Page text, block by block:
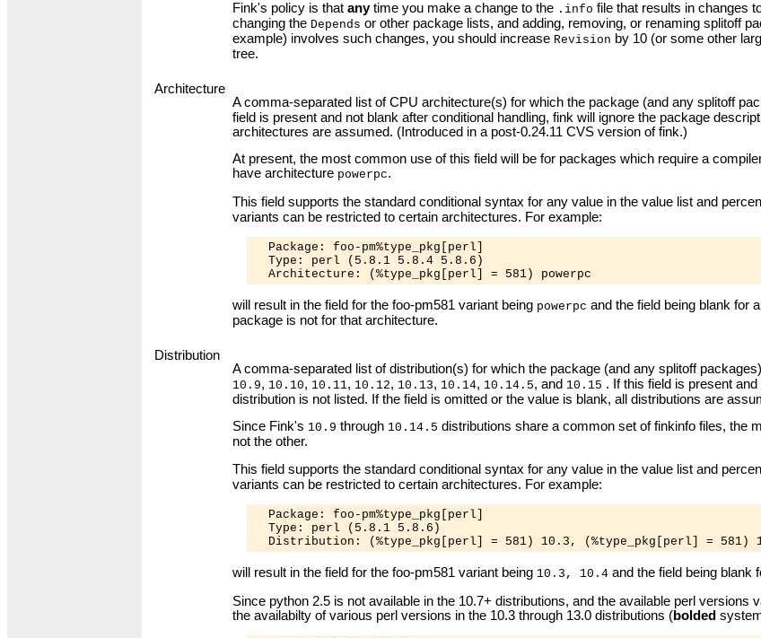
Fink's policy is that anytime you make a change to the .info file that results in changes
changing the Depends or other package lists, and adding, removing, or renaming splitoff
example) involves such changes, you should increase Revision by 10 (or some other
tree.
Architecture
A comma-separated list of CPU architecture(s) for which the package (and any splitoff
field is present and not blank after conditional handling, fink will ignore the package
architectures are assumed. (Introduced in a post-0.24.11 CVS version of fink.)
At present, the most common use of this field will be for packages which require a
have architecture powerpc.
This field supports the standard conditional syntax for any value in the value list and
variants can be restricted to certain architectures. For example:
  Package: foo-pm%type_pkg[perl]
  Type: perl (5.8.1 5.8.4 5.8.6)
will result in the field for the foo-pm581 variant being powerpc and the field being blank for
package is not for that architecture.
Distribution
A comma-separated list of distribution(s) for which the package (and any splitoff
10.9, 10.10, 10.11, 10.12, 10.13, 10.14, 10.14.5, and 10.15 . If this field is present
distribution is not listed. If the field is omitted or the value is blank, all distributions are
Since Fink's 10.9 through 10.14.5 distributions share a common set of finkinfo files, the
not the other.
This field supports the standard conditional syntax for any value in the value list and
variants can be restricted to certain architectures. For example:
  Package: foo-pm%type_pkg[perl]
  Type: perl (5.8.1 5.8.6)
will result in the field for the foo-pm581 variant being 10.3, 10.4 and the field being blank
Since python 2.5 is not available in the 10.7+ distributions, and the available perl
the availabilty of various perl versions in the 10.3 through 13.0 distributions (bolded